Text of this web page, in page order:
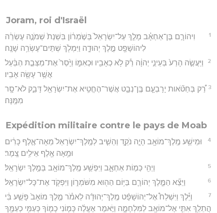
Joram, roi d'Israël
1
וִיהוֹרָ֣ם בֶּן־אַחְאָ֗ב מָלַ֤ךְ עַל־יִשְׂרָאֵל֙ בְּשֹׁ֣מְר֔וֹן בִּשְׁנַת֙ שְׁמֹנֶ֣ה עֶשְׂרֵ֔ה
לִיהוֹשָׁפָ֖ט מֶ֣לֶךְ יְהוּדָ֑ה וַיִּמְלֹ֖ךְ שְׁתֵּים־עֶשְׂרֵ֥ה שָׁנָֽה׃
2
וַיַּעֲשֶׂ֤ה הָרַע֙ בְּעֵינֵ֣י יְהוָ֔ה רַ֕ק לֹ֥א כְאָבִ֖יו וּכְאִמּ֑וֹ וַיָּ֙סַר֙ אֶת־מַצְּבַ֣ת הַבַּ֔עַל
אֲשֶׁ֥ר עָשָׂ֖ה אָבִֽיו׃
3 רַ֠ק בְּחַטֹּ֞אות יָרָבְעָ֧ם בֶּֽן־נְבָ֛ט אֲשֶׁר־הֶחֱטִ֥יא אֶת־יִשְׂרָאֵ֖ל דָּבֵ֑ק לֹא־סָ֖ר
מִמֶּֽנָּה׃
Expédition militaire contre le pays de Moab
4
וּמֵישַׁ֥ע מֶֽלֶךְ־מוֹאָ֖ב הָיָ֣ה נֹקֵ֑ד וְהֵשִׁ֤יב לְמֶֽלֶךְ־יִשְׂרָאֵל֙ מֵאָה־אֶ֣לֶף כָּרִ֔ים
וּמֵ֥אָה אֶ֖לֶף אֵילִ֥ים צָֽמֶר׃
5 וַיְהִ֖י כְּמ֣וֹת אַחְאָ֑ב וַיִּפְשַׁ֥ע מֶֽלֶךְ־מוֹאָ֖ב בְּמֶ֥לֶךְ יִשְׂרָאֵֽל׃
6 וַיֵּצֵ֞א הַמֶּ֧לֶךְ יְהוֹרָ֛ם בַּיּ֥וֹם הַה֖וּא מִשֹּׁמְר֑וֹן וַיִּפְקֹ֖ד אֶת־כָּל־יִשְׂרָאֵֽל׃
7
וַיֵּ֡לֶךְ וַיִּשְׁלַח֩ אֶל־יְהוֹשָׁפָ֨ט מֶֽלֶךְ־יְהוּדָ֜ה לֵאמֹ֗ר מֶ֤לֶךְ מוֹאָב֙ פָּשַׁ֣ע בִּ֔י
הֲתֵלֵ֥ךְ אִתִּ֛י אֶל־מוֹאָ֖ב לַמִּלְחָמָ֑ה וַיֹּ֣אמֶר אֶעֱלֶ֔ה כָּמ֧וֹנִי כָמ֛וֹךָ כְּעַמִּ֥י כְעַמֶּ֖ךָ